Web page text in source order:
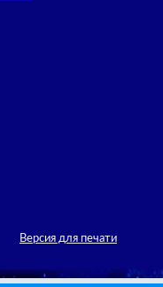
Версия для печати